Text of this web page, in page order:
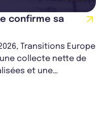
confirme sa
Transitions Europe
collecte nette de
et une